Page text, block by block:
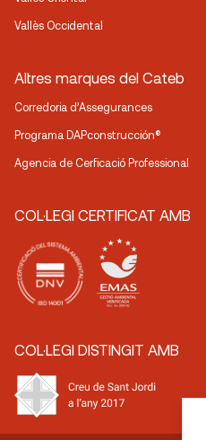
Vallès Occidental
Altres marques del Cateb
Corredoria d’Assegurances
Programa DAPconstrucción®
Agencia de Cerficació Professional
COL·LEGI CERTIFICAT AMB
COL·LEGI DISTINGIT AMB